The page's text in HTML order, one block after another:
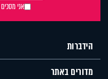
אני מסכים
הידברות
מדורים באתר